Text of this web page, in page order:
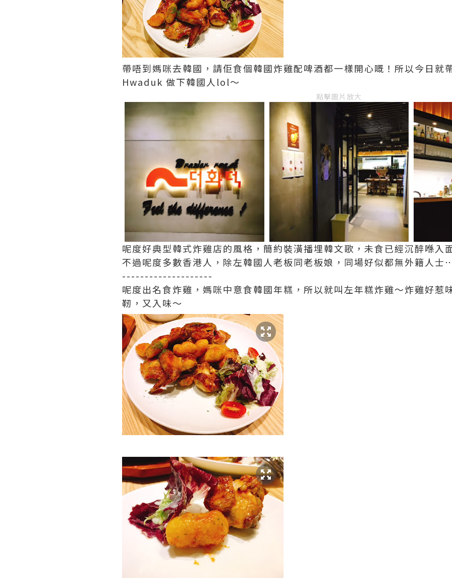
帶唔到媽咪去韓國，請佢食個韓國炸雞配啤酒都一樣開心嘅！所以今日就
Hwaduk 做下韓國人lol～
點擊圖片放大
呢度好典型韓式炸雞店的風格，簡約裝潢播埋韓文歌，未食已經沉醉喺入
不過呢度多數香港人，除左韓國人老板同老板娘，同場好似都無外籍人
--------------------
呢度出名食炸雞，媽咪中意食韓國年糕，所以就叫左年糕炸雞～炸雞好惹
靭，又入味～